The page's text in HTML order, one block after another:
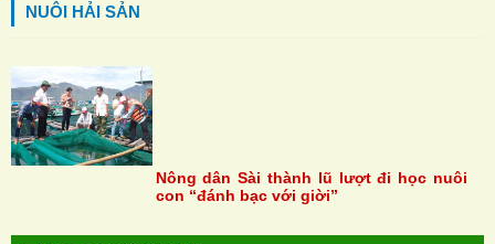
NUÔI HẢI SẢN
Nông dân Sài thành lũ lượt đi học nuôi
con “đánh bạc với giời”